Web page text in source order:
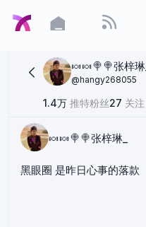
🍬🍬🍭🍭张梓琳_
@hangy268055
1.4万 推特粉丝27 关注
🍬🍬🍭🍭张梓琳_
黑眼圈 是昨日心事的落款